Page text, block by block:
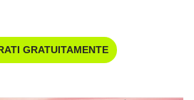
GRATUITAMENTE